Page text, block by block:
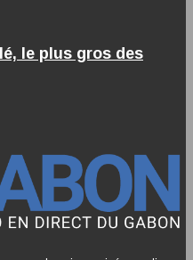
le plus gros des